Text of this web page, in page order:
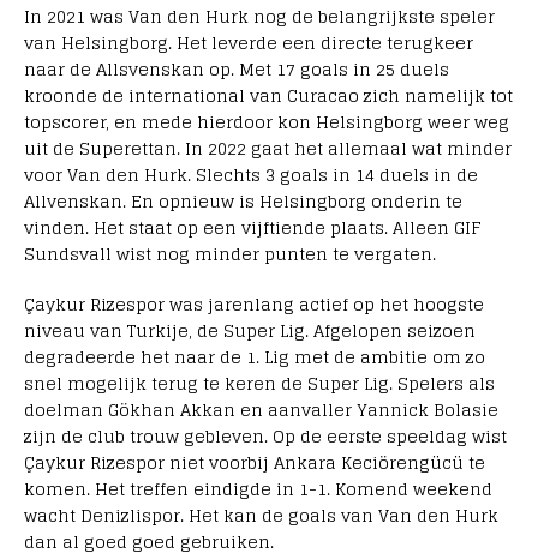
In 2021 was Van den Hurk nog de belangrijkste speler
van Helsingborg. Het leverde een directe terugkeer
naar de Allsvenskan op. Met 17 goals in 25 duels
kroonde de international van Curacao zich namelijk tot
topscorer, en mede hierdoor kon Helsingborg weer weg
uit de Superettan. In 2022 gaat het allemaal wat minder
voor Van den Hurk. Slechts 3 goals in 14 duels in de
Allvenskan. En opnieuw is Helsingborg onderin te
vinden. Het staat op een vijftiende plaats. Alleen GIF
Sundsvall wist nog minder punten te vergaten.
Çaykur Rizespor was jarenlang actief op het hoogste
niveau van Turkije, de Super Lig. Afgelopen seizoen
degradeerde het naar de 1. Lig met de ambitie om zo
snel mogelijk terug te keren de Super Lig. Spelers als
doelman Gökhan Akkan en aanvaller Yannick Bolasie
zijn de club trouw gebleven. Op de eerste speeldag wist
Çaykur Rizespor niet voorbij Ankara Keciörengücü te
komen. Het treffen eindigde in 1-1. Komend weekend
wacht Denizlispor. Het kan de goals van Van den Hurk
dan al goed goed gebruiken.